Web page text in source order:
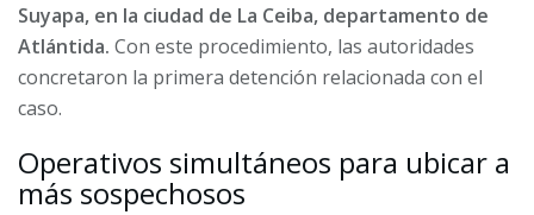
Suyapa, en la ciudad de La Ceiba, departamento de
Atlántida. Con este procedimiento, las autoridades
concretaron la primera detención relacionada con el
caso.
Operativos simultáneos para ubicar a
más sospechosos